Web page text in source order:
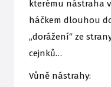
kterému nástraha
háčkem dlouhou
„dorážení“ ze
cejnků…
Vůně nástrahy: